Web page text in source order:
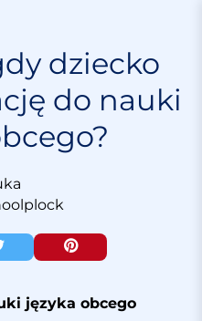
dziecko
do nauki
języka obcego